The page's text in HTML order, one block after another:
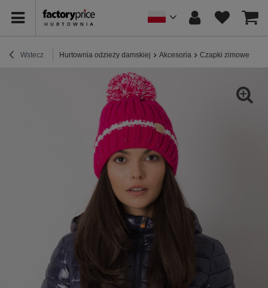
Wstecz Hurtownia odzieży damskiej Akcesoria Czapki zimowe